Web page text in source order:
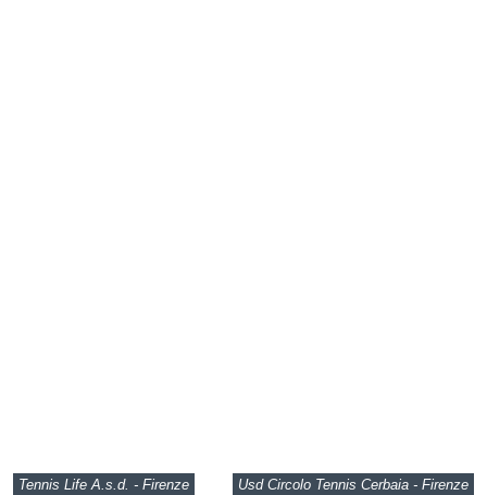
Tennis Life A.s.d. - Firenze Usd Circolo Tennis Cerbaia - Firenze